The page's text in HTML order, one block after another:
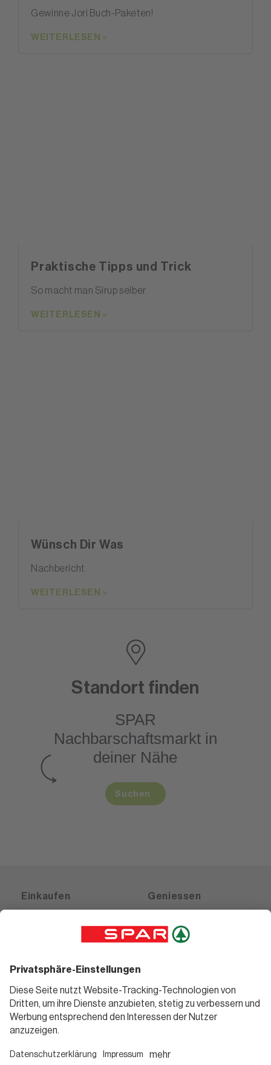
Gewinne Jori Buch-Paketen!
WEITERLESEN »
Praktische Tipps und Trick
So macht man Sirup selber
WEITERLESEN »
Wünsch Dir Was
Nachbericht
WEITERLESEN »
Standort finden
SPAR
Nachbarschaftsmarktin
deiner Nähe
Suchen
Einkaufen
Gutscheine
Geniessen
Weinwelt
Bierwelt
Informieren
Teilnahmebedingungen
Pressemitteilungen
Folge uns